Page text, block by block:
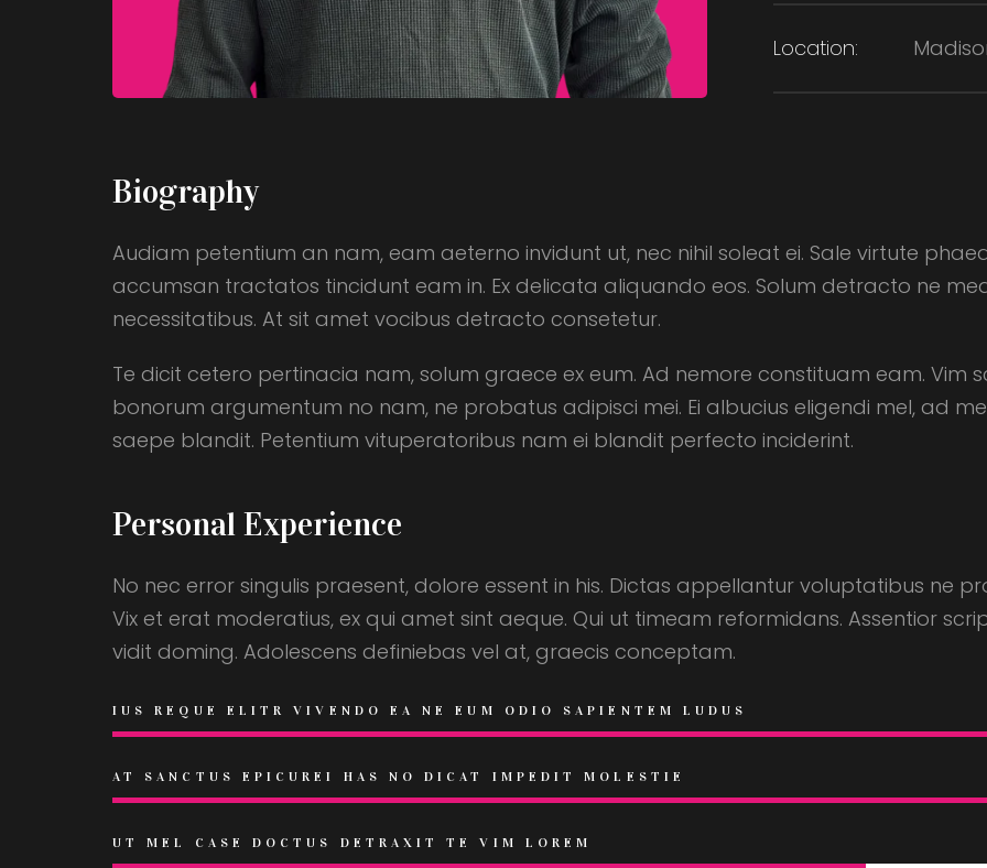
Location:
Biography
Audiam petentium an nam, eam aeterno invidunt ut, nec nihil soleat ei. Sale virtute
accumsan tractatos tincidunt eam in. Ex delicata aliquando eos. Solum detracto ne
necessitatibus. At sit amet vocibus detracto consetetur.
Te dicit cetero pertinacia nam, solum graece ex eum. Ad nemore constituam eam. Vim
bonorum argumentum no nam, ne probatus adipisci mei. Ei albucius eligendi mel, ad
saepe blandit. Petentium vituperatoribus nam ei blandit perfecto inciderint.
Personal Experience
No nec error singulis praesent, dolore essent in his. Dictas appellantur voluptatibus ne
Vix et erat moderatius, ex qui amet sint aeque. Qui ut timeam reformidans. Assentior
vidit doming. Adolescens definiebas vel at, graecis conceptam.
IUS REQUE ELITR VIVENDO EA NE EUM ODIO SAPIENTEM LUDUS
AT SANCTUS EPICUREI HAS NO DICAT IMPEDIT MOLESTIE
UT MEL CASE DOCTUS DETRAXIT TE VIM LOREM